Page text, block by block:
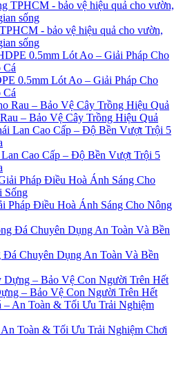
- bảo vệ hiệu quả cho vườn,
sống
0.5mm Lót Ao – Giải Pháp Cho
Cá
– Bảo Vệ Cây Trồng Hiệu Quả
Cao Cấp – Độ Bền Vượt Trội 5
Pháp Điều Hoà Ánh Sáng Cho Nông
Chuyên Dụng An Toàn Và Bền
– Bảo Vệ Con Người Trên Hết
Toàn & Tối Ưu Trải Nghiệm Chơi